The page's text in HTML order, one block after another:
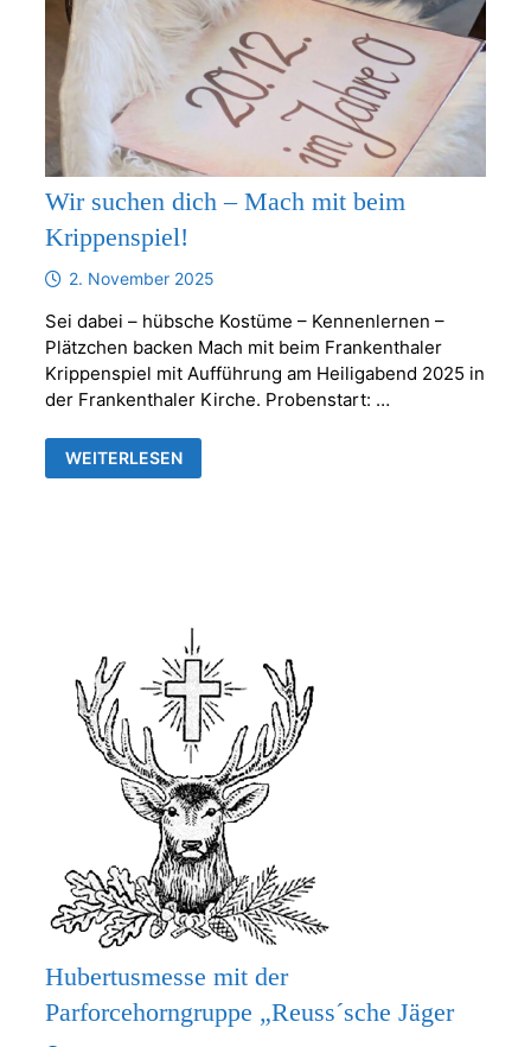
Wir suchen dich – Mach mit beim
Krippenspiel!
2. November 2025
Sei dabei – hübsche Kostüme – Kennenlernen –
Plätzchen backen Mach mit beim Frankenthaler
Krippenspiel mit Aufführung am Heiligabend 2025 in
der Frankenthaler Kirche. Probenstart: …
WIR
SUCHEN
DICH
WEITERLESEN
Hubertusmesse mit der
Parforcehorngruppe „Reuss´sche Jäger